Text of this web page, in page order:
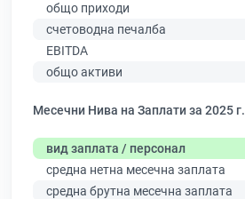
общо приходи
счетоводна печалба
EBITDA
общо активи
Месечни Нива на Заплати за 2025 г.
вид заплата / персонал
средна нетна месечна заплата
средна брутна месечна заплата